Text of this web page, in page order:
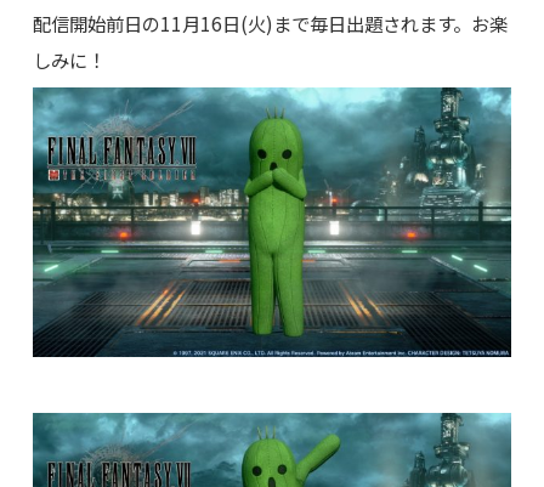
配信開始前日の11月16日(火)まで毎日出題されます。お楽
しみに！